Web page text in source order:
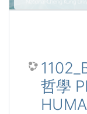
哲學